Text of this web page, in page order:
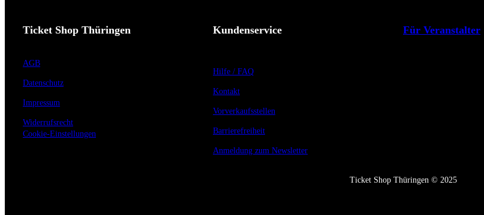
Ticket Shop Thüringen
AGB
Datenschutz
Impressum
Widerrufsrecht
Cookie-Einstellungen
Kundenservice
Hilfe / FAQ
Kontakt
Vorverkaufsstellen
Barrierefreiheit
Anmeldung zum Newsletter
Für Veranstalter
Ticket Shop Thüringen © 2025